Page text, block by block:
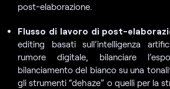
post-elaborazione.
Flusso di lavoro di post-
editing basati sull’intelligenza
rumore digitale, bilanciare
bilanciamento del bianco su una
gli strumenti “dehaze” o quelli per la